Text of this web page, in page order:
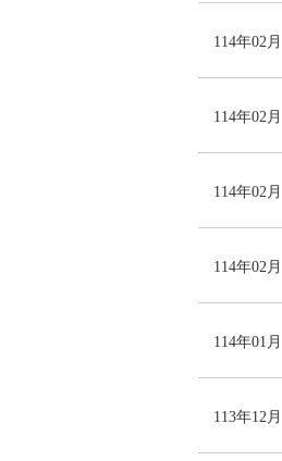
114年02月
114年02月
114年02月
114年02月
114年01月
113年12月